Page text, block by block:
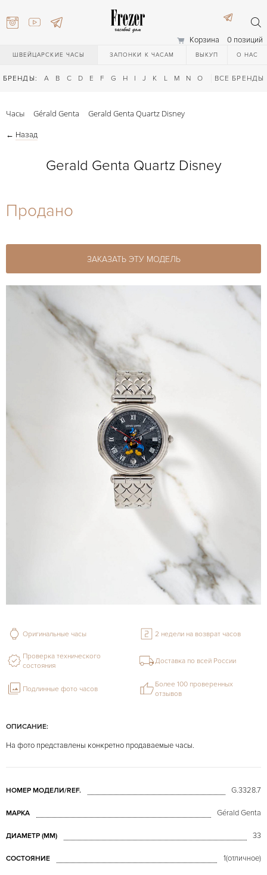
Корзина 0 позиций
ШВЕЙЦАРСКИЕ ЧАСЫ ЗАПОНКИ К ЧАСАМ ВЫКУП О НАС
БРЕНДЫ: A B C D E F G H I J K L M N O Q R S T
ВСЕ БРЕНДЫ
27-44
27-44
Часы Gérald Genta Gerald Genta Quartz Disney
← Назад
Gerald Genta Quartz Disney
Продано
ЗАКАЗАТЬ ЭТУ МОДЕЛЬ
ОПИСАНИЕ:
На фото представлены конкретно продаваемые часы.
НОМЕР МОДЕЛИ/REF. G.3328.7
МАРКА Gérald Genta
ДИАМЕТР (MM) 33
СОСТОЯНИЕ 1(отличное)
Оригинальные часы 2 недели на возврат часов
Проверка технического
состояния
Доставка по всей России
Подлинные фото часов
Более 100 проверенных
отзывов